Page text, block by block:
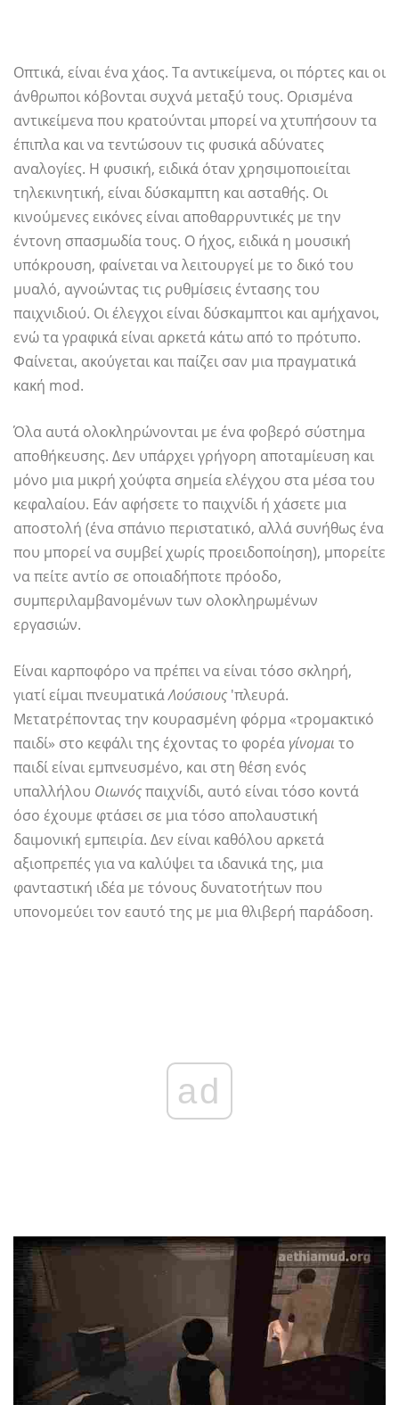
Οπτικά, είναι ένα χάος. Τα αντικείμενα, οι πόρτες και οι
άνθρωποι κόβονται συχνά μεταξύ τους. Ορισμένα
αντικείμενα που κρατούνται μπορεί να χτυπήσουν τα
έπιπλα και να τεντώσουν τις φυσικά αδύνατες
αναλογίες. Η φυσική, ειδικά όταν χρησιμοποιείται
τηλεκινητική, είναι δύσκαμπτη και ασταθής. Οι
κινούμενες εικόνες είναι αποθαρρυντικές με την
έντονη σπασμωδία τους. Ο ήχος, ειδικά η μουσική
υπόκρουση, φαίνεται να λειτουργεί με το δικό του
μυαλό, αγνοώντας τις ρυθμίσεις έντασης του
παιχνιδιού. Οι έλεγχοι είναι δύσκαμπτοι και αμήχανοι,
ενώ τα γραφικά είναι αρκετά κάτω από το πρότυπο.
Φαίνεται, ακούγεται και παίζει σαν μια πραγματικά
κακή mod.
Όλα αυτά ολοκληρώνονται με ένα φοβερό σύστημα
αποθήκευσης. Δεν υπάρχει γρήγορη αποταμίευση και
μόνο μια μικρή χούφτα σημεία ελέγχου στα μέσα του
κεφαλαίου. Εάν αφήσετε το παιχνίδι ή χάσετε μια
αποστολή (ένα σπάνιο περιστατικό, αλλά συνήθως ένα
που μπορεί να συμβεί χωρίς προειδοποίηση), μπορείτε
να πείτε αντίο σε οποιαδήποτε πρόοδο,
συμπεριλαμβανομένων των ολοκληρωμένων
εργασιών.
Είναι καρποφόρο να πρέπει να είναι τόσο σκληρή,
γιατί είμαι πνευματικάΛούσιους 'πλευρά.
Μετατρέποντας την κουρασμένη φόρμα «τρομακτικό
παιδί» στο κεφάλι της έχοντας το φορέα γίνομαι το
παιδί είναι εμπνευσμένο, και στη θέση ενός
υπαλλήλου Οιωνόςπαιχνίδι, αυτό είναι τόσο κοντά
όσο έχουμε φτάσει σε μια τόσο απολαυστική
δαιμονική εμπειρία. Δεν είναι καθόλου αρκετά
αξιοπρεπές για να καλύψει τα ιδανικά της, μια
φανταστική ιδέα με τόνους δυνατοτήτων που
υπονομεύει τον εαυτό της με μια θλιβερή παράδοση.
ad